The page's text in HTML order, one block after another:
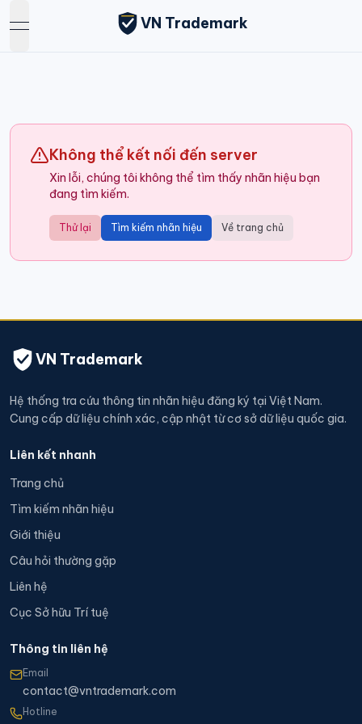
open navigation menu
VN Trademark
Không thể kết nối đến server
Xin lỗi, chúng tôi không thể tìm thấy nhãn hiệu bạn
đang tìm kiếm.
Thử lại Tìm kiếm nhãn hiệu Về trang chủ
VN Trademark
Hệ thống tra cứu thông tin nhãn hiệu đăng ký tại Việt Nam.
Cung cấp dữ liệu chính xác, cập nhật từ cơ sở dữ liệu quốc gia.
Liên kết nhanh
Trang chủ
Tìm kiếm nhãn hiệu
Giới thiệu
Câu hỏi thường gặp
Liên hệ
Cục Sở hữu Trí tuệ
Thông tin liên hệ
Email
contact@vntrademark.com
Hotline